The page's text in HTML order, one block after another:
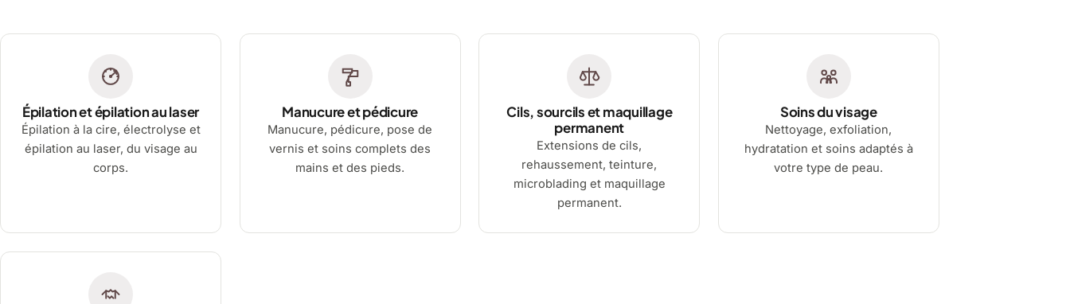
Épilation et épilation au laser
Épilation à la cire, électrolyse et
épilation au laser, du visage au
corps.
Manucure et pédicure
Manucure, pédicure, pose de
vernis et soins complets des
mains et des pieds.
Cils, sourcils et maquillage
permanent
Extensions de cils,
rehaussement, teinture,
microblading et maquillage
permanent.
Soins du visage
Nettoyage, exfoliation,
hydratation et soins adaptés à
votre type de peau.